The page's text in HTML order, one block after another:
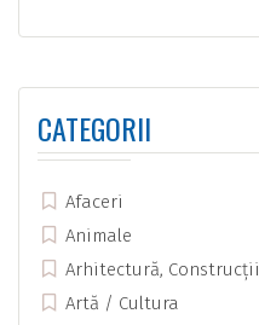
CATEGORII
Afaceri
Animale
Arhitectură, Construcții
Artă / Cultura